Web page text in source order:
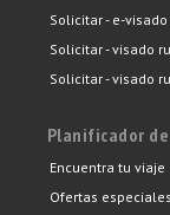
Solicitar - e-
Solicitar - visado
Solicitar - visado
Planificador
Encuentra tu viaje
Ofertas especiales